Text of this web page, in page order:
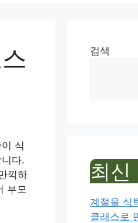
식
다.
끽하
부모
검색
최신
계절을 식
클래스로